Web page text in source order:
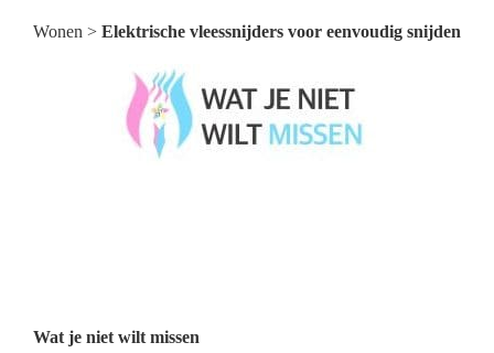
Wonen > Elektrische vleessnijders voor eenvoudig snijden
Wat je niet wilt missen